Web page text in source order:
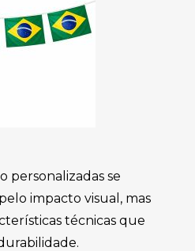
personalizadas se
impacto visual, mas
técnicas que